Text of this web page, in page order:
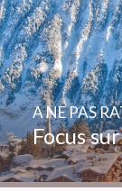
Focus
A NE PAS